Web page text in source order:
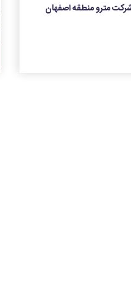
مترو منطقه اصفهان